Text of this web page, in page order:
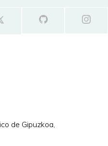
de Gipuzkoa,